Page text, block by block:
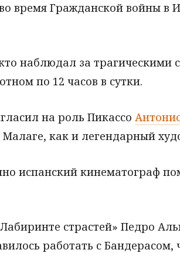
время Гражданской войны в
наблюдал за трагическими
по 12 часов в сутки.
на роль Пикассо
как и легендарный
испанский кинематограф
страстей» Педро
работать с Бандерасом,